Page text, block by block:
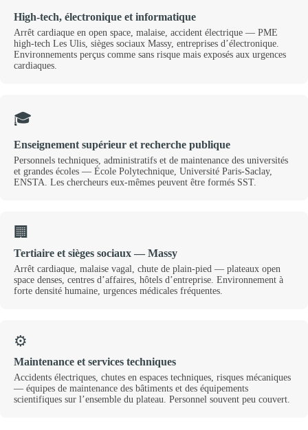
High-tech, électronique et informatique
Arrêt cardiaque en open space, malaise, accident électrique — PME
high-tech Les Ulis, sièges sociaux Massy, entreprises d’électronique.
Environnements perçus comme sans risque mais exposés aux urgences
cardiaques.
🎓
Enseignement supérieur et recherche publique
Personnels techniques, administratifs et de maintenance des universités
et grandes écoles — École Polytechnique, Université Paris-Saclay,
ENSTA. Les chercheurs eux-mêmes peuvent être formés SST.
🏢
Tertiaire et sièges sociaux — Massy
Arrêt cardiaque, malaise vagal, chute de plain-pied — plateaux open
space denses, centres d’affaires, hôtels d’entreprise. Environnement à
forte densité humaine, urgences médicales fréquentes.
⚙️
Maintenance et services techniques
Accidents électriques, chutes en espaces techniques, risques mécaniques
— équipes de maintenance des bâtiments et des équipements
scientifiques sur l’ensemble du plateau. Personnel souvent peu couvert.